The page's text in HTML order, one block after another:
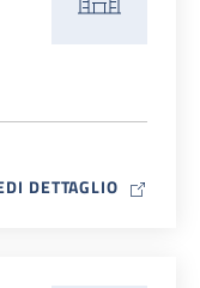
DETTAGLIO MAP ICON